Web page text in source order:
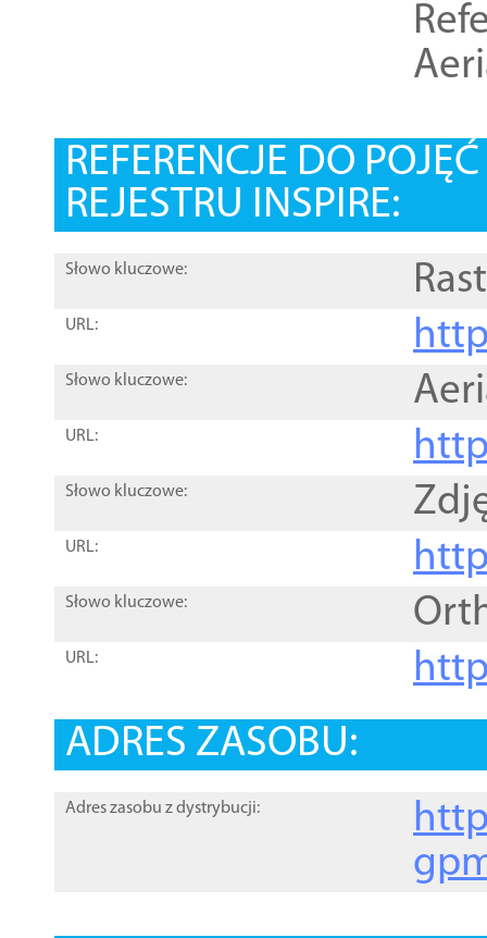
REFERENCJE DO
REJESTRU INSPIRE:
Słowo kluczowe:
URL:
Słowo kluczowe:
URL:
Słowo kluczowe:
URL:
Słowo kluczowe:
URL:
ADRES ZASOBU:
Adres zasobu z dystrybucji: